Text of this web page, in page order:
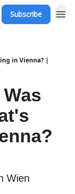
Subscribe
in Vienna? |
Wien